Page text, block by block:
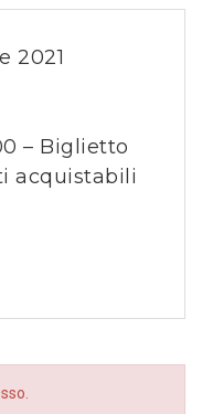
2021
– Biglietto
acquistabili